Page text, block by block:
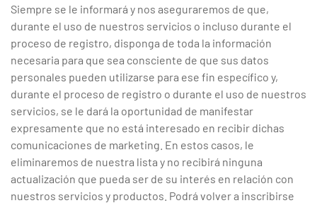
Siempre se le informará y nos aseguraremos de que,
durante el uso de nuestros servicios o incluso durante el
proceso de registro, disponga de toda la información
necesaria para que sea consciente de que sus datos
personales pueden utilizarse para ese fin específico y,
durante el proceso de registro o durante el uso de nuestros
servicios, se le dará la oportunidad de manifestar
expresamente que no está interesado en recibir dichas
comunicaciones de marketing. En estos casos, le
eliminaremos de nuestra lista y no recibirá ninguna
actualización que pueda ser de su interés en relación con
nuestros servicios y productos. Podrá volver a inscribirse